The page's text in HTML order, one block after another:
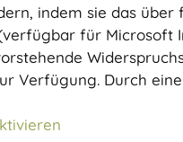
indem sie das
für Microsoft
Verfügung. Durch